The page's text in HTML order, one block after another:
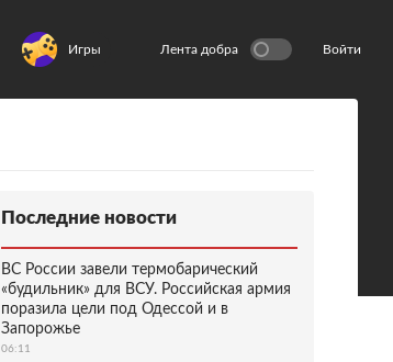
Игры Лента добра Войти
Последние новости
ВС России завели термобарический
«будильник» для ВСУ. Российская армия
поразила цели под Одессой и в
Запорожье
06:11